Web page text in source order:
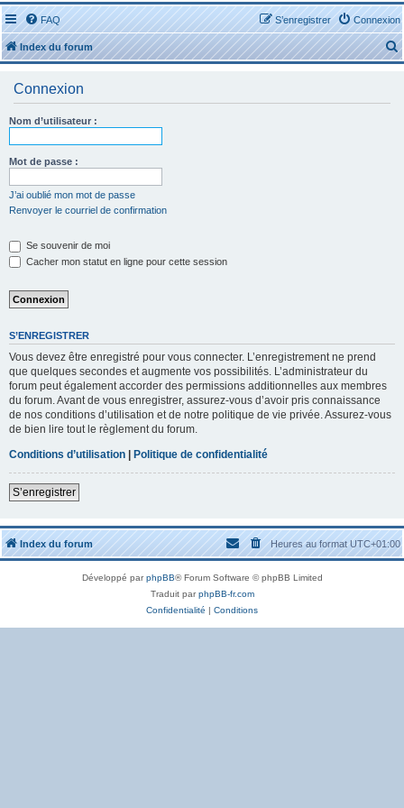
FAQ Connexion
S’enregistrer
Index du forum
e
Connexion
Nom d’utilisateur :
Mot de passe :
J’ai oublié mon mot de passe
Renvoyer le courriel de confirmation
Se souvenir de moi
Cacher mon statut en ligne pour cette session
S’ENREGISTRER
Vous devez être enregistré pour vous connecter. L’enregistrement ne prend
que quelques secondes et augmente vos possibilités. L’administrateur du
forum peut également accorder des permissions additionnelles aux membres
du forum. Avant de vous enregistrer, assurez-vous d’avoir pris connaissance
de nos conditions d’utilisation et de notre politique de vie privée. Assurez-vous
de bien lire tout le règlement du forum.
Conditions d’utilisation | Politique de confidentialité
S’enregistrer
Index du forum Heures au formatUTC+01:00
Développé parphpBB® Forum Software © phpBB Limited
Traduit parphpBB-fr.com
Confidentialité | Conditions